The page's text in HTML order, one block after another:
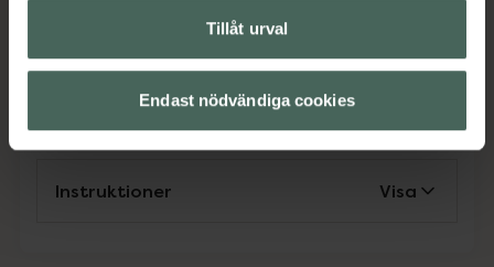
Tillåt urval
Endast nödvändiga cookies
Instruktioner Visa